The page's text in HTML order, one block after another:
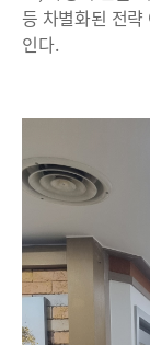
등 차별화된 전
인다.